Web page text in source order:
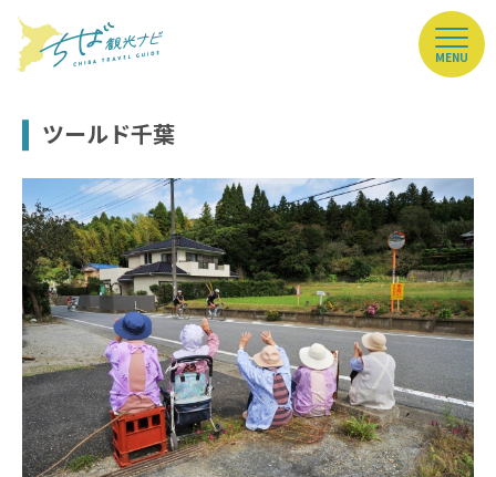
MENU
ツールド千葉